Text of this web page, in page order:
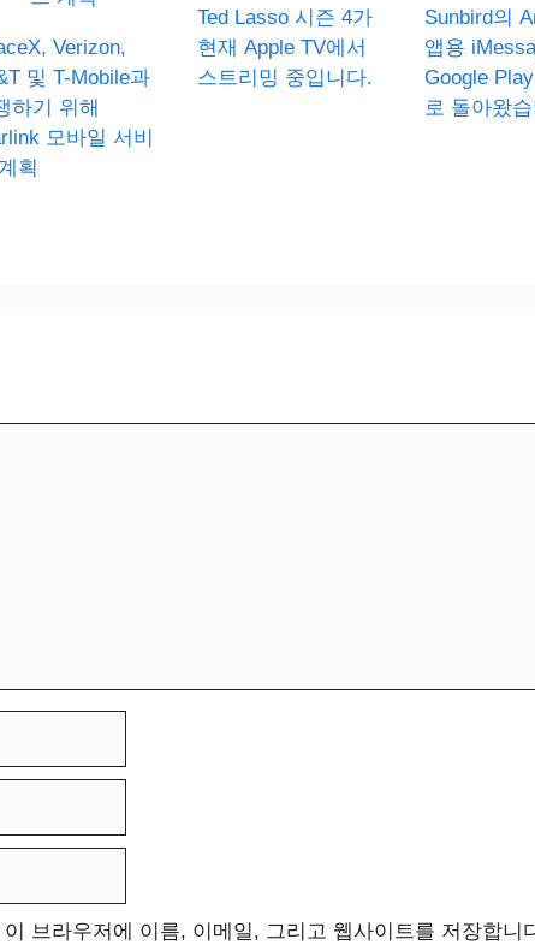
Verizon,
및 T-Mobile과
하기 위해
모바일 서비
획
Ted Lasso 시즌 4가
현재 Apple TV에서
스트리밍 중입니다.
Sunbird의
앱용
Google
로 돌아왔
브라우저에 이름, 이메일, 그리고 웹사이트를 저장합니